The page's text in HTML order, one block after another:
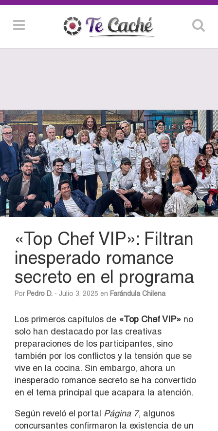
«Top Chef VIP»: Filtran
inesperado romance
secreto en el programa
Por Pedro D. - Julio 3, 2025 en Farándula Chilena
Los primeros capítulos de «Top Chef VIP» no
solo han destacado por las creativas
preparaciones de los participantes, sino
también por los conflictos y la tensión que se
vive en la cocina. Sin embargo, ahora un
inesperado romance secreto se ha convertido
en el tema principal que acapara la atención.
Según reveló el portal Página 7, algunos
concursantes confirmaron la existencia de un